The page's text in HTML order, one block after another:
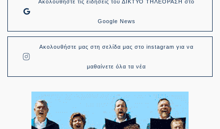
Ακολουθήστε τις ειδήσεις του ΔΙΚΤΥΟ ΤΗΛΕΟΡΑΣΗ στο
Google News
Ακολουθήστε μας στη σελίδα μας στο instagram για να
μαθαίνετε όλα τα νέα